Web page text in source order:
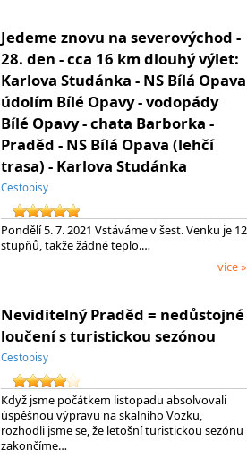
Jedeme znovu na severovýchod -
28. den - cca 16 km dlouhý výlet:
Karlova Studánka - NS Bílá Opava
údolím Bílé Opavy - vodopády
Bílé Opavy - chata Barborka -
Praděd - NS Bílá Opava (lehčí
trasa) - Karlova Studánka
Cestopisy
Pondělí 5. 7. 2021 Vstáváme v šest. Venku je 12
stupňů, takže žádné teplo.…
více »
Neviditelný Praděd = nedůstojné
loučení s turistickou sezónou
Cestopisy
Když jsme počátkem listopadu absolvovali
úspěšnou výpravu na skalního Vozku,
rozhodli jsme se, že letošní turistickou sezónu
zakončíme…